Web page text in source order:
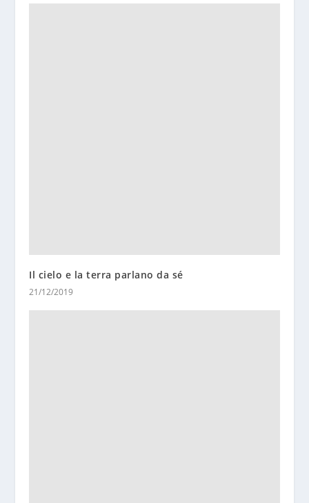
Il cielo e la terra parlano da sé
21/12/2019